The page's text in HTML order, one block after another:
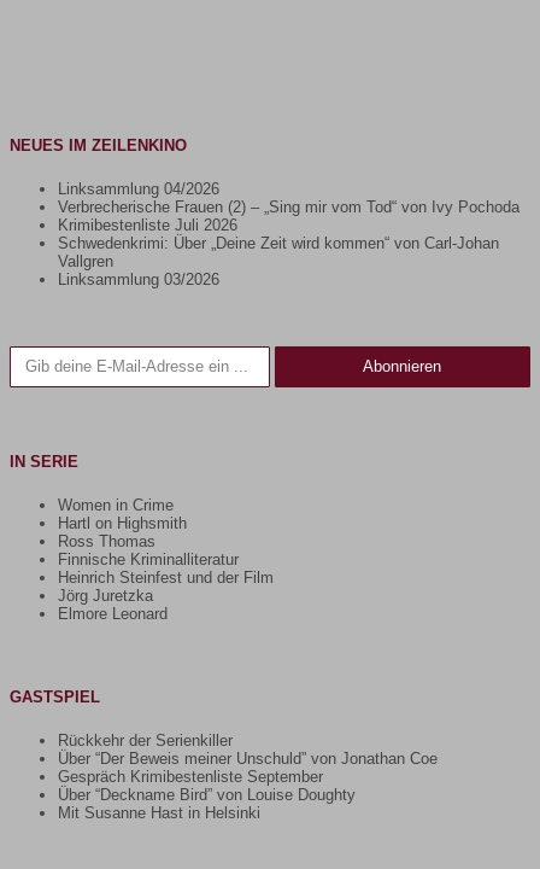
NEUES IM ZEILENKINO
Linksammlung 04/2026
Verbrecherische Frauen (2) – „Sing mir vom Tod“ von Ivy Pochoda
Krimibestenliste Juli 2026
Schwedenkrimi: Über „Deine Zeit wird kommen“ von Carl-Johan
Vallgren
Linksammlung 03/2026
Gib deine E-Mail-Adresse ein ...
Abonnieren
IN SERIE
Women in Crime
Hartl on Highsmith
Ross Thomas
Finnische Kriminalliteratur
Heinrich Steinfest und der Film
Jörg Juretzka
Elmore Leonard
GASTSPIEL
Rückkehr der Serienkiller
Über “Der Beweis meiner Unschuld” von Jonathan Coe
Gespräch Krimibestenliste September
Über “Deckname Bird” von Louise Doughty
Mit Susanne Hast in Helsinki